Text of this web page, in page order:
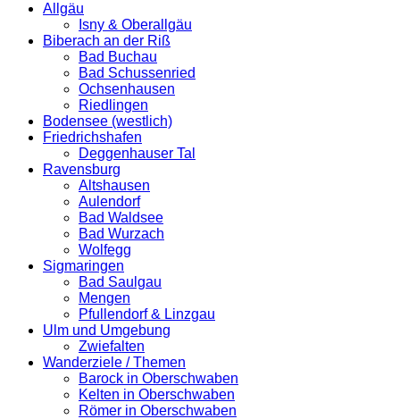
Allgäu
Isny & Oberallgäu
Biberach an der Riß
Bad Buchau
Bad Schussenried
Ochsenhausen
Riedlingen
Bodensee (westlich)
Friedrichshafen
Deggenhauser Tal
Ravensburg
Altshausen
Aulendorf
Bad Waldsee
Bad Wurzach
Wolfegg
Sigmaringen
Bad Saulgau
Mengen
Pfullendorf & Linzgau
Ulm und Umgebung
Zwiefalten
Wanderziele / Themen
Barock in Oberschwaben
Kelten in Oberschwaben
Römer in Oberschwaben